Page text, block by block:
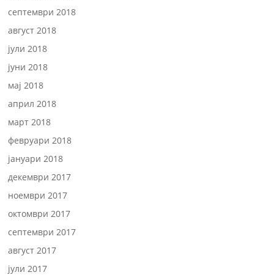
септември 2018
август 2018
јули 2018
јуни 2018
мај 2018
април 2018
март 2018
февруари 2018
јануари 2018
декември 2017
ноември 2017
октомври 2017
септември 2017
август 2017
јули 2017